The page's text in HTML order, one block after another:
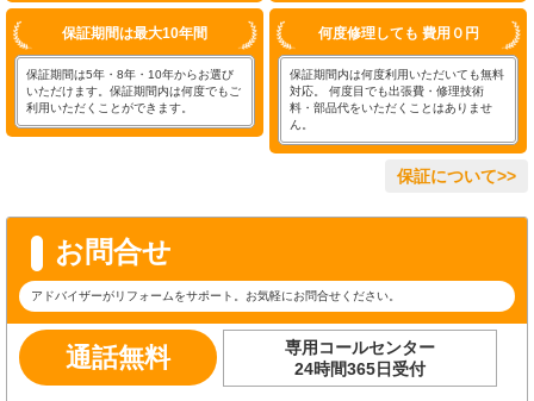
保証期間は最大10年間
保証期間は5年・8年・10年からお選び
いただけます。保証期間内は何度でもご
利用いただくことができます。
何度修理しても 費用０円
保証期間内は何度利用いただいても無料
対応。 何度目でも出張費・修理技術
料・部品代をいただくことはありませ
ん。
保証について>>
お問合せ
アドバイザーがリフォームをサポート。お気軽にお問合せください。
通話無料
専用コールセンター
24時間365日受付